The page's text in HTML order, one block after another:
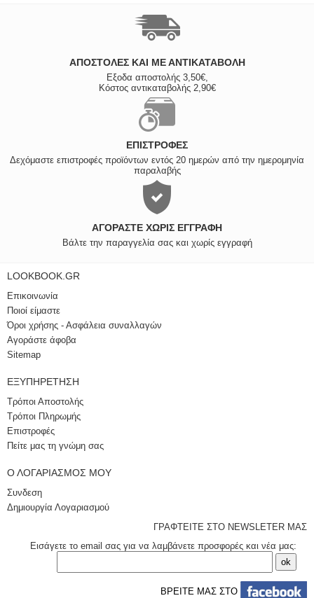
ΑΠΟΣΤΟΛΈΣ ΚΑΙ ΜΕ ΑΝΤΙΚΑΤΑΒΟΛΗ
Εξοδα αποστολής 3,50€,
Κόστος αντικαταβολής 2,90€
ΕΠΙΣΤΡΟΦΈΣ
Δεχόμαστε επιστροφές προϊόντων εντός 20 ημερών από την ημερομηνία
παραλαβής
ΑΓΟΡΆΣΤΕ ΧΩΡΊΣ ΕΓΓΡΑΦΉ
Βάλτε την παραγγελία σας και χωρίς εγγραφή
LOOKBOOK.GR
Επικοινωνία
Ποιοί είμαστε
Όροι χρήσης - Ασφάλεια συναλλαγών
Αγοράστε άφοβα
Sitemap
ΕΞΥΠΗΡΈΤΗΣΗ
Τρόποι Αποστολής
Τρόποι Πληρωμής
Επιστροφές
Πείτε μας τη γνώμη σας
Ο ΛΟΓΑΡΙΑΣΜΌΣ ΜΟΥ
Συνδεση
Δημιουργία Λογαριασμού
ΓΡΑΦΤΕΙΤΕ ΣΤΟ NEWSLETER ΜΑΣ
Εισάγετε το email σας για να λαμβάνετε προσφορές και νέα μας:
ΒΡΕΙΤΕ ΜΑΣ ΣΤΟ